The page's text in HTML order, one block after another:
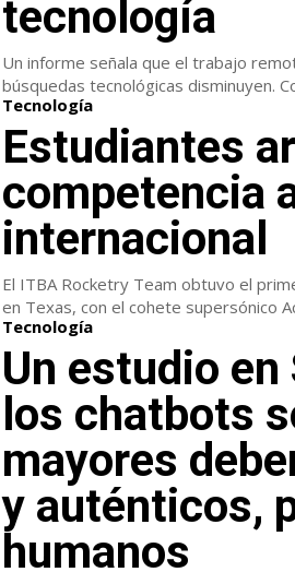
tecnología
Un informe señala que el trabajo
búsquedas tecnológicas disminuyen.
Tecnología
Estudiantes
competencia
internacional
El ITBA Rocketry Team obtuvo el
en Texas, con el cohete supersónico
Tecnología
Un estudio
los chatbots
mayores
y auténticos,
humanos